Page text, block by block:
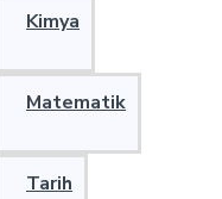
Kimya
Matematik
Tarih